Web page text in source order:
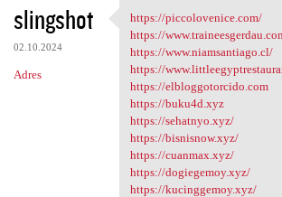
slingshot
02.10.2024
Adres
https://
https://piccolovenice.com/
https://
https://www.niamsantiago.cl/
https://
https://elbloggotorcido.com
https://buku4d.xyz
https://sehatnyo.xyz/
https://bisnisnow.xyz/
https://cuanmax.xyz/
https://dogiegemoy.xyz/
https://kucinggemoy.xyz/